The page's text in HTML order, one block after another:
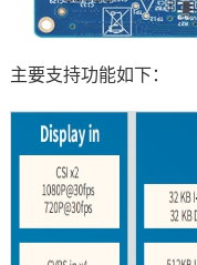
主要支持功能如下：